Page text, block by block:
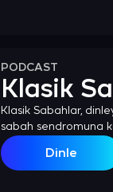
PODCAST
Klasik
Klasik Sabahlar,
sabah sendromuna
enerji katmak
Dinle